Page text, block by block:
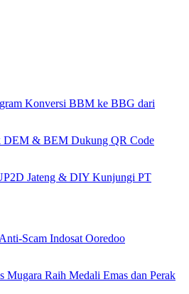
Konversi BBM ke BBG dari
DEM & BEM Dukung QR Code
Jateng & DIY Kunjungi PT
Scam Indosat Ooredoo
Mugara Raih Medali Emas dan Perak